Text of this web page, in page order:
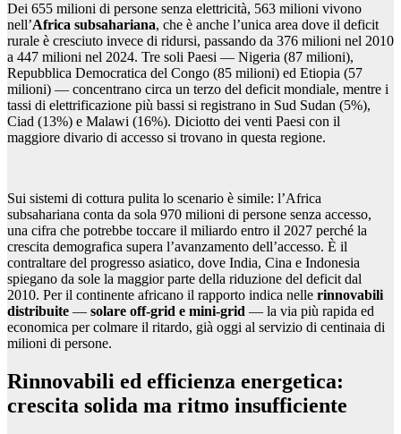
Dei 655 milioni di persone senza elettricità, 563 milioni vivono
nell’Africa subsahariana, che è anche l’unica area dove il deficit
rurale è cresciuto invece di ridursi, passando da 376 milioni nel 2010
a 447 milioni nel 2024. Tre soli Paesi — Nigeria (87 milioni),
Repubblica Democratica del Congo (85 milioni) ed Etiopia (57
milioni) — concentrano circa un terzo del deficit mondiale, mentre i
tassi di elettrificazione più bassi si registrano in Sud Sudan (5%),
Ciad (13%) e Malawi (16%). Diciotto dei venti Paesi con il
maggiore divario di accesso si trovano in questa regione.
Sui sistemi di cottura pulita lo scenario è simile: l’Africa
subsahariana conta da sola 970 milioni di persone senza accesso,
una cifra che potrebbe toccare il miliardo entro il 2027 perché la
crescita demografica supera l’avanzamento dell’accesso. È il
contraltare del progresso asiatico, dove India, Cina e Indonesia
spiegano da sole la maggior parte della riduzione del deficit dal
2010. Per il continente africano il rapporto indica nelle rinnovabili
distribuite — solare off-grid e mini-grid — la via più rapida ed
economica per colmare il ritardo, già oggi al servizio di centinaia di
milioni di persone.
Rinnovabili ed efficienza energetica:
crescita solida ma ritmo insufficiente